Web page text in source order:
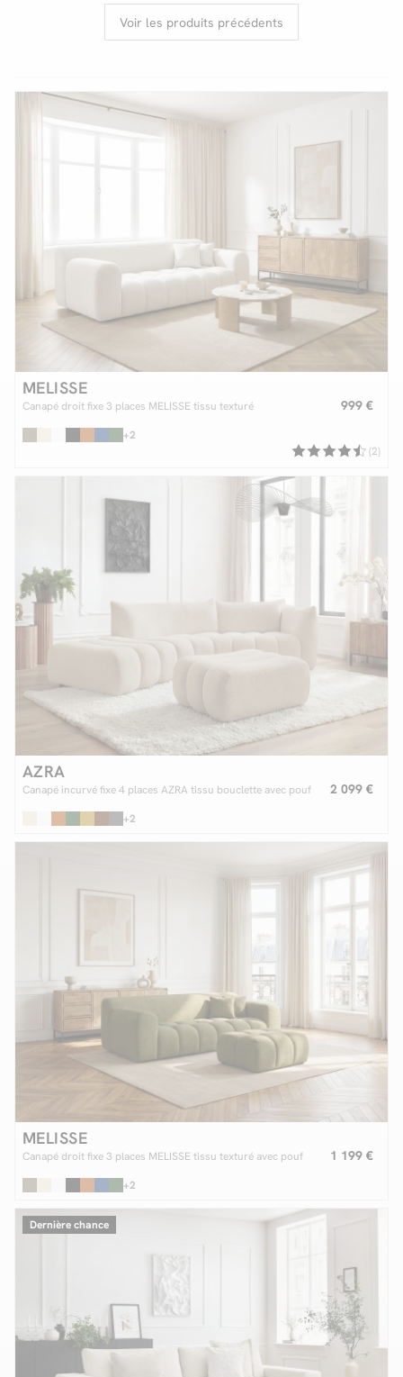
Livraison
Voir les produits précédents
MELISSE
Canapé droit fixe 3 places MELISSE tissu texturé 999 €
+2
(2)
AZRA
Canapé incurvé fixe 4 places AZRA tissu bouclette avec pouf 2 099 €
+2
MELISSE
Canapé droit fixe 3 places MELISSE tissu texturé avec pouf 1 199 €
+2
Dernière chance